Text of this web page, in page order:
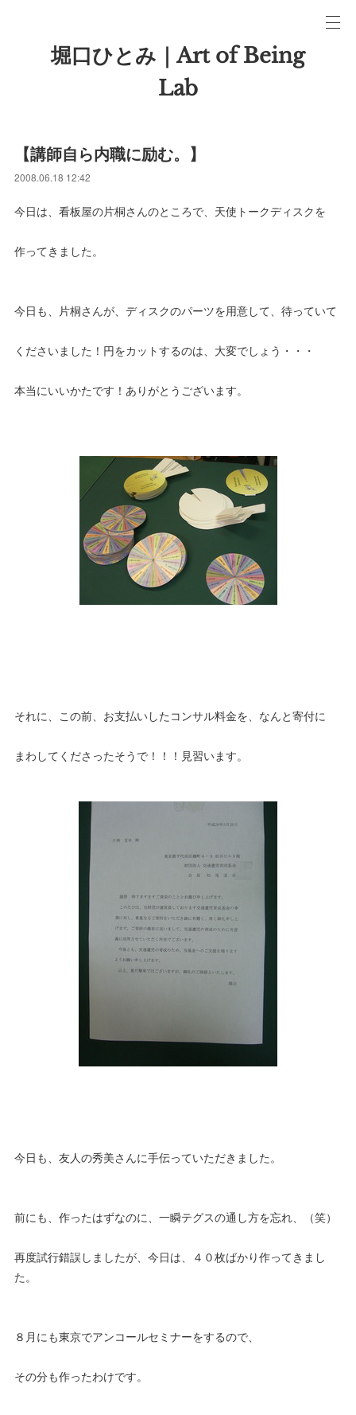
堀口ひとみ｜Art of Being
Lab
【講師自ら内職に励む。】
2008.06.18 12:42
今日は、看板屋の片桐さんのところで、天使トークディスクを
作ってきました。
今日も、片桐さんが、ディスクのパーツを用意して、待っていて
くださいました！円をカットするのは、大変でしょう・・・
本当にいいかたです！ありがとうございます。
それに、この前、お支払いしたコンサル料金を、なんと寄付に
まわしてくださったそうで！！！見習います。
今日も、友人の秀美さんに手伝っていただきました。
前にも、作ったはずなのに、一瞬テグスの通し方を忘れ、（笑）
再度試行錯誤しましたが、今日は、４０枚ばかり作ってきまし
た。
８月にも東京でアンコールセミナーをするので、
その分も作ったわけです。